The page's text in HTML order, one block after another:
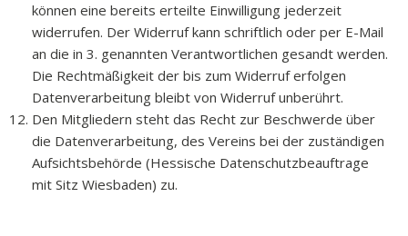
können eine bereits erteilte Einwilligung jederzeit
widerrufen. Der Widerruf kann schriftlich oder per E-Mail
an die in 3. genannten Verantwortlichen gesandt werden.
Die Rechtmäßigkeit der bis zum Widerruf erfolgen
Datenverarbeitung bleibt von Widerruf unberührt.
Den Mitgliedern steht das Recht zur Beschwerde über
die Datenverarbeitung, des Vereins bei der zuständigen
Aufsichtsbehörde (Hessische Datenschutzbeauftrage
mit Sitz Wiesbaden) zu.